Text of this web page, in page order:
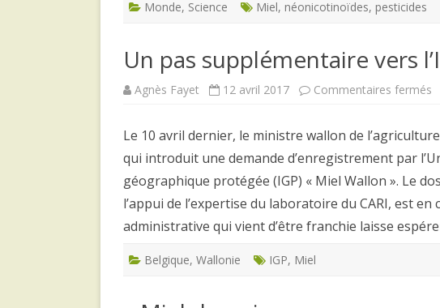
Monde, Science Miel, néonicotinoïdes, pesticides
Un pas supplémentaire vers
Agnès Fayet 12 avril 2017 Commentaires fermés
Le 10 avril dernier, le ministre wallon de
qui introduit une demande d’enregistrement par
géographique protégée (IGP) « Miel Wallon ». Le
l’appui de l’expertise du laboratoire du CARI, est en
administrative qui vient d’être franchie laisse
Belgique, Wallonie IGP, Miel